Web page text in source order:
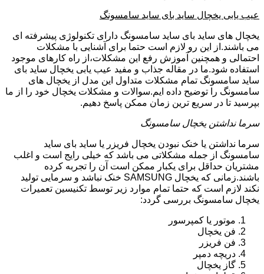
عیب یابی یخچال ساید بای ساید سامسونگ
یخچال های ساید بای ساید سامسونگ دارای تکنولوژی پیشرفته ای
می باشند.از این رو لازم است حتما برای آشنایی با مشکلات
احتمالی و همچنین آموزش رفع این مشکلات،از راه کارهای موجود
استفاده شود.ما در مقاله جذاب و مفید عیب یابی یخچال ساید بای
ساید سامسونگ تمام مشکلات متداول این مدل از یخچال های
سامسونگ را توضیح داده ایم.سوالات و مشکلات یخچال خود را از ما
بپرسید تا در سریع ترین زمان ممکن پاسخ دهیم.
سرما نداشتن یخچال سامسونگ
سرما نداشتن یا خنک نبودن یخچال فریزر یا ساید بای ساید
سامسونگ از جمله مشکلاتی می باشد که خیلی رایج است و اغلب
مشتریان حداقل برای یکبار ممکن است آن را تجربه کرده
باشند.زمانی که یخچال SAMSUNG خنک نباشد و سرمایی تولید
نکند لازم است که حتما تمام موارد زیر توسط تکنیسین تعمیرات
یخچال سامسونگ بررسی گردد:
موتور یا کمپرسور
فن یخچال
فن فریزر
دریچه دمپر
گاز یخچال